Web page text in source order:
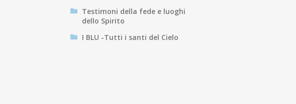
Testimoni della fede e luoghi
dello Spirito
I BLU -Tutti i santi del Cielo